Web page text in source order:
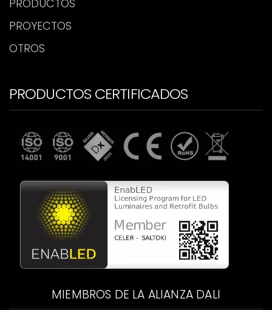
PRODUCTOS
PROYECTOS
OTROS
PRODUCTOS CERTIFICADOS
MIEMBROS DE LA ALIANZA DALI